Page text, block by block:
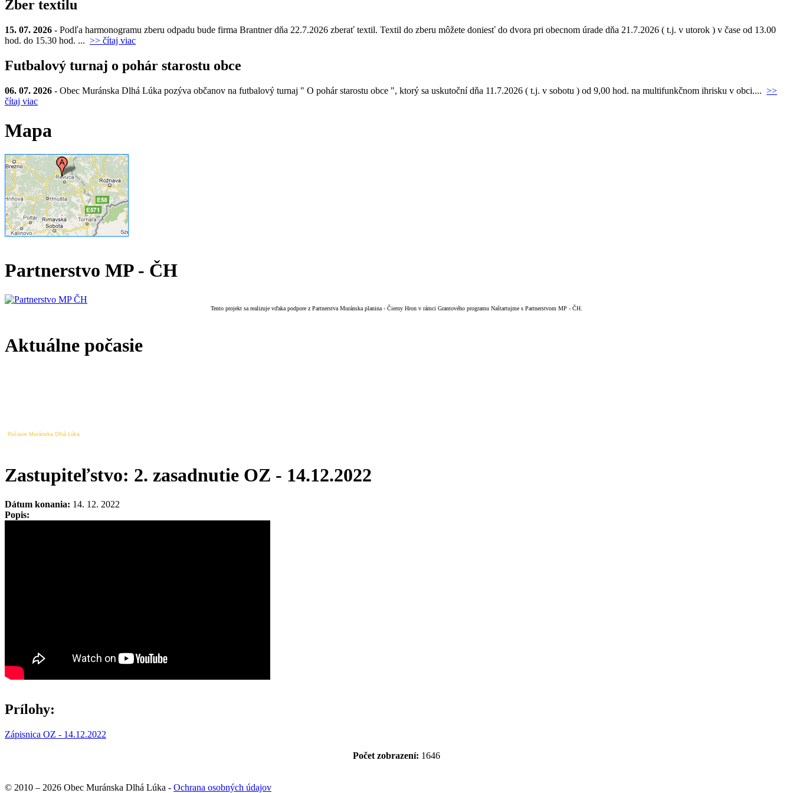
Zber textilu
15. 07. 2026 - Podľa harmonogramu zberu odpadu bude firma Brantner dňa 22.7.2026 zberať textil. Textil do zberu môžete doniesť do dvora pri obecnom úrade dňa 21.7.2026 ( t.j. v utorok ) v čase od 13.00
hod. do 15.30 hod. ... >> čítaj viac
Futbalový turnaj o pohár starostu obce
06. 07. 2026 - Obec Muránska Dlhá Lúka pozýva občanov na futbalový turnaj " O pohár starostu obce ", ktorý sa uskutoční dňa 11.7.2026 ( t.j. v sobotu ) od 9,00 hod. na multifunkčnom ihrisku v obci.... >>
čítaj viac
Mapa
Partnerstvo MP - ČH
Tento projekt sa realizuje vďaka podpore z Partnerstva Muránska planina - Čierny Hron v rámci Grantového programu Naštartujme s Partnerstvom MP - ČH.
Aktuálne počasie
Počasie Muránska Dlhá Lúka
Zastupiteľstvo: 2. zasadnutie OZ - 14.12.2022
Dátum konania: 14. 12. 2022
Popis:
Prílohy:
Zápisnica OZ - 14.12.2022
Počet zobrazení: 1646
© 2010 – 2026 Obec Muránska Dlhá Lúka - Ochrana osobných údajov